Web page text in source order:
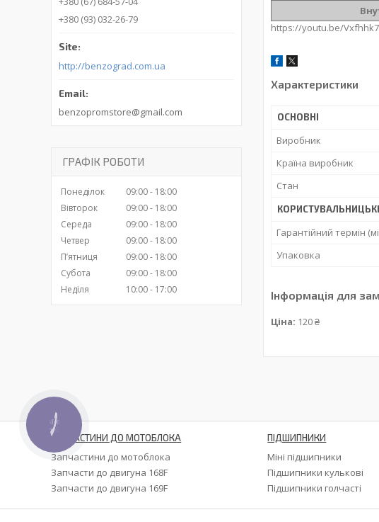
https://youtu.be/
Характеристики
ОСНОВНІ
Виробник
Країна виробник
Стан
Гарантійний термін
Упаковка
Інформація для
Ціна: 120 ₴
+380 (93) 032-26-79
http://benzograd.com.ua
benzopromstore@gmail.com
ГРАФІК РОБОТИ
Понеділок 09:00
18:00
Вівторок
09:00
18:00
Середа
09:00
18:00
Четвер
09:00
18:00
Пʼятниця
09:00
18:00
Субота
09:00
18:00
Неділя
10:00 17:00
ЗАПЧАСТИНИ ДО МОТОБЛОКА
Запчастини до мотоблока
Запчасти до двигуна 168F
Запчасти до двигуна 169F
ПІДШИПНИКИ
Міні підшипники
Підшипники кулькові
Підшипники голчасті
КНОПКА
ЗВ'ЯЗКУ